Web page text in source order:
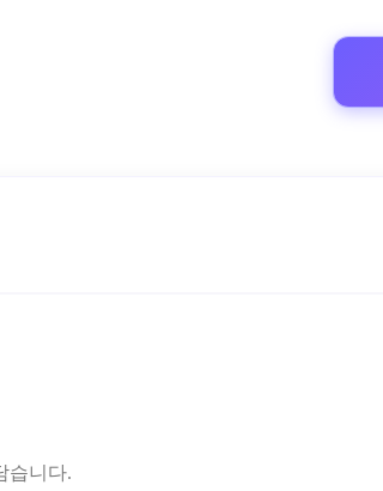
습니다.